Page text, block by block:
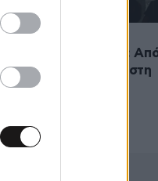
00:03
σήμερα 26 Απριλίου: Από
της Γκουέρνικα στη
του Πικάσο